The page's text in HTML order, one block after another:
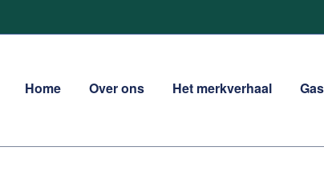
Home Over ons Het merkverhaal